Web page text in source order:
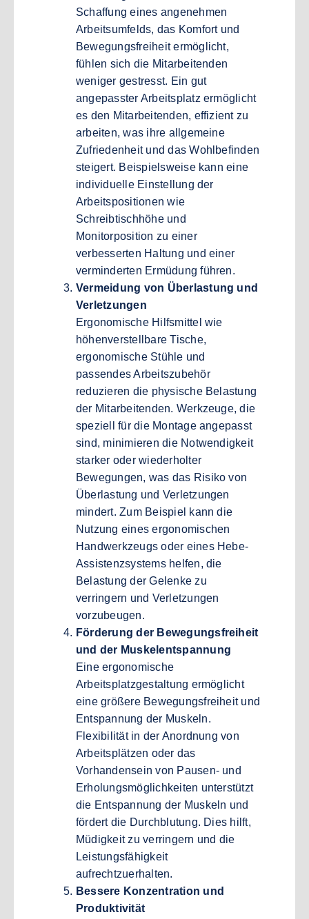
Schaffung eines angenehmen
Arbeitsumfelds, das Komfort und
Bewegungsfreiheit ermöglicht,
fühlen sich die Mitarbeitenden
weniger gestresst. Ein gut
angepasster Arbeitsplatz ermöglicht
es den Mitarbeitenden, effizient zu
arbeiten, was ihre allgemeine
Zufriedenheit und das Wohlbefinden
steigert. Beispielsweise kann eine
individuelle Einstellung der
Arbeitspositionen wie
Schreibtischhöhe und
Monitorposition zu einer
verbesserten Haltung und einer
verminderten Ermüdung führen.
Vermeidung von Überlastung und
Verletzungen
Ergonomische Hilfsmittel wie
höhenverstellbare Tische,
ergonomische Stühle und
passendes Arbeitszubehör
reduzieren die physische Belastung
der Mitarbeitenden. Werkzeuge, die
speziell für die Montage angepasst
sind, minimieren die Notwendigkeit
starker oder wiederholter
Bewegungen, was das Risiko von
Überlastung und Verletzungen
mindert. Zum Beispiel kann die
Nutzung eines ergonomischen
Handwerkzeugs oder eines Hebe-
Assistenzsystems helfen, die
Belastung der Gelenke zu
verringern und Verletzungen
vorzubeugen.
Förderung der Bewegungsfreiheit
und der Muskelentspannung
Eine ergonomische
Arbeitsplatzgestaltung ermöglicht
eine größere Bewegungsfreiheit und
Entspannung der Muskeln.
Flexibilität in der Anordnung von
Arbeitsplätzen oder das
Vorhandensein von Pausen- und
Erholungsmöglichkeiten unterstützt
die Entspannung der Muskeln und
fördert die Durchblutung. Dies hilft,
Müdigkeit zu verringern und die
Leistungsfähigkeit
aufrechtzuerhalten.
Bessere Konzentration und
Produktivität